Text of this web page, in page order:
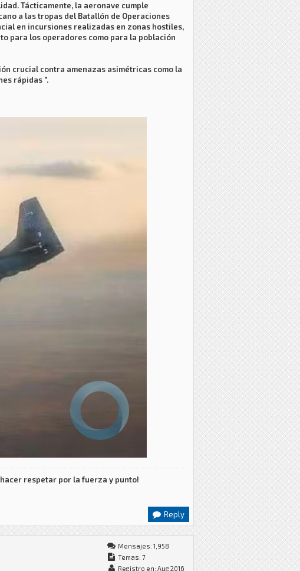
Tácticamente, la aeronave cumple
a las tropas del Batallón de Operaciones
en incursiones realizadas en zonas hostiles,
para los operadores como para la población
crucial contra amenazas asimétricas como la
rápidas ".
respetar por la fuerza y punto!
Reply
Mensajes: 1,958
Temas: 7
Registro en: Aug 2016